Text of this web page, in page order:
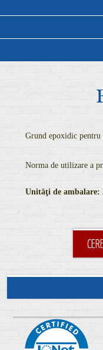
Grund epoxidic pentru
Norma de utilizare a
Unităţi de ambalare: